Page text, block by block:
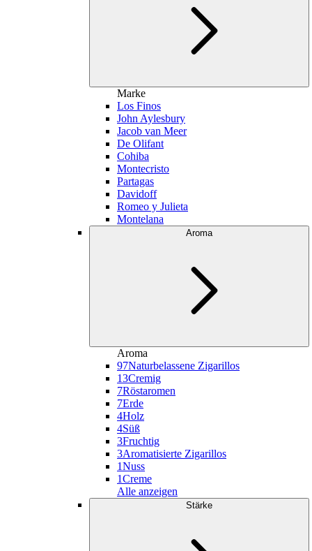
Marke
Los Finos
John Aylesbury
Jacob van Meer
De Olifant
Cohiba
Montecristo
Partagas
Davidoff
Romeo y Julieta
Montelana
Aroma
Aroma
97Naturbelassene Zigarillos
13Cremig
7Röstaromen
7Erde
4Holz
4Süß
3Fruchtig
3Aromatisierte Zigarillos
1Nuss
1Creme
Alle anzeigen
Stärke